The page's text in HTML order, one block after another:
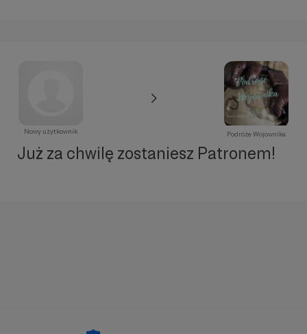
Nowy użytkownik Podróże Wojownika
Już za chwilę zostaniesz Patronem!